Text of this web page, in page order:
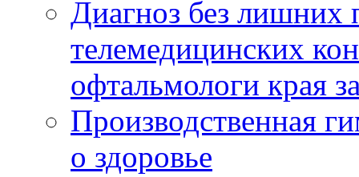
Диагноз без лишних
телемедицинских
офтальмологи края
Производственная
о здоровье